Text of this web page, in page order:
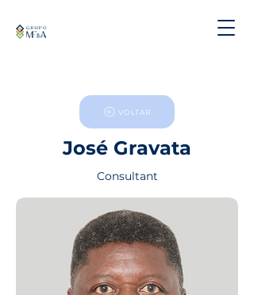
VOLTAR
José Gravata
Consultant